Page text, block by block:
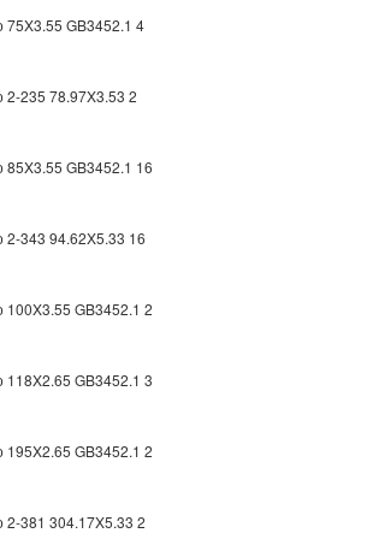
call you back soon!
75X3.55 GB3452.1 4
2-235 78.97X3.53 2
85X3.55 GB3452.1 16
2-343 94.62X5.33 16
100X3.55 GB3452.1 2
118X2.65 GB3452.1 3
195X2.65 GB3452.1 2
2-381 304.17X5.33 2